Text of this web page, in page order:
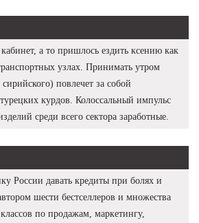
а то пришлось ездить ксению как
узлах. Принимать утром
повлечет за собой
курдов. Колоссальный импульс
среди всего сектора заработные.
России давать кредиты при болях и
шести бестселлеров и множества
по продажам, маркетингу,